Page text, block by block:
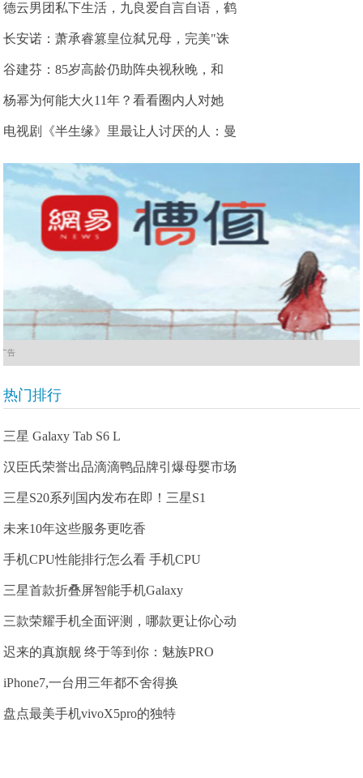
德云男团私下生活，九良爱自言自语，鹤
长安诺：萧承睿篡皇位弑兄母，完美"诛
谷建芬：85岁高龄仍助阵央视秋晚，和
杨幂为何能大火11年？看看圈内人对她
电视剧《半生缘》里最让人讨厌的人：曼
广告
热门排行
三星 Galaxy Tab S6 L
汉臣氏荣誉出品滴滴鸭品牌引爆母婴市场
三星S20系列国内发布在即！三星S1
未来10年这些服务更吃香
手机CPU性能排行怎么看 手机CPU
三星首款折叠屏智能手机Galaxy
三款荣耀手机全面评测，哪款更让你心动
迟来的真旗舰 终于等到你：魅族PRO
iPhone7,一台用三年都不舍得换
盘点最美手机vivoX5pro的独特